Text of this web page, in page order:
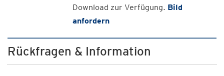
Download zur Verfügung. Bild
anfordern
Rückfragen & Information